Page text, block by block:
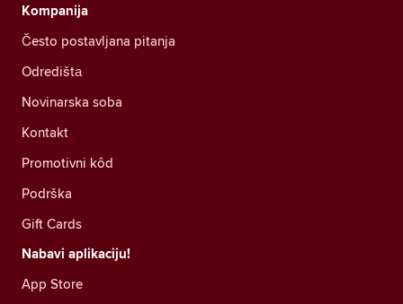
Kompanija
Često postavljana pitanja
Odredištа
Novinarska soba
Kontakt
Promotivni kôd
Podrška
Gift Cards
Nabavi aplikaciju!
App Store